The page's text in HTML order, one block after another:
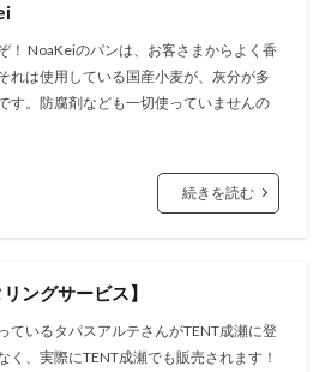
！ NoaKeiのパンは、お客さまからよく香
れは使用している国産小麦が、灰分が多
す。防腐剤なども一切使っていませんの
続きを読む
ングサービス】
ているタパスアルテさんがTENT成瀬に登
く、実際にTENT成瀬でも販売されます！